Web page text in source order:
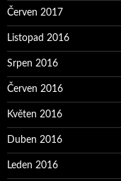
Červen 2017
Listopad 2016
Srpen 2016
Červen 2016
Květen 2016
Duben 2016
Leden 2016